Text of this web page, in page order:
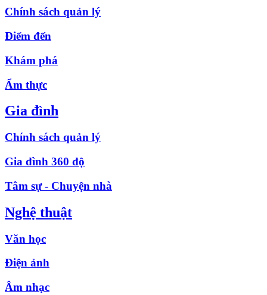
Chính sách quản lý
Điểm đến
Khám phá
Ẩm thực
Gia đình
Chính sách quản lý
Gia đình 360 độ
Tâm sự - Chuyện nhà
Nghệ thuật
Văn học
Điện ảnh
Âm nhạc